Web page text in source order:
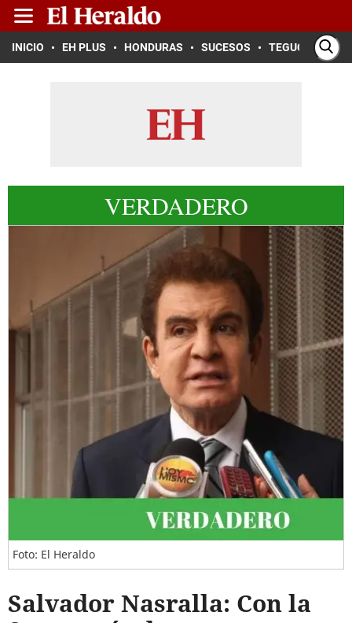
INICIO EH PLUS HONDURAS SUCESOS TEGUCIGALPA
VERDADERO
Foto: El Heraldo
Salvador Nasralla: Con la